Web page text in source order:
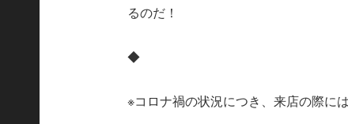
るのだ！
◆
※コロナ禍の状況につき、来店の際に